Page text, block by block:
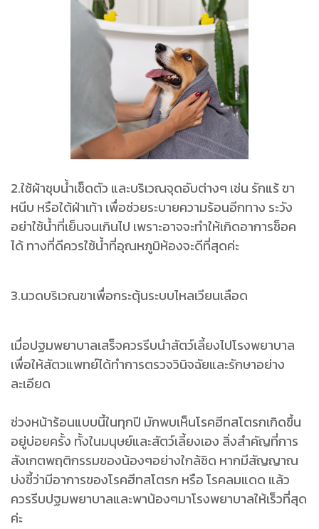
2.ใช้ผ้าชุบน้ำเช็ดตัว และบริเวณจุดอับต่างๆ เช่น รักแร้ ขา
หนีบ หรือใต้ฝ่าเท้า เพื่อช่วยระบายความร้อนอีกทาง ระวัง
อย่าใช้น้ำที่เย็นจนเกินไป เพราะอาจจะทำให้เกิดอาการช็อค
ได้ ทางที่ดีควรใช้น้ำที่อุณหภูมิห้องจะดีที่สุดค่ะ
3.นวดบริเวณขาเพื่อกระตุ้นระบบไหลเวียนเลือด
เมื่อปฐมพยาบาลเสร็จควรรีบนำสัตว์เลี้ยงไปโรงพยาบาล
เพื่อให้สัตวแพทย์ได้ทำการตรวจวินิจฉัยและรักษาอย่าง
ละเอียด
ช่วงหน้าร้อนแบบนี้ในทุกปี มักพบเห็นโรคฮีทสโตรกเกิดขึ้น
อยู่บ่อยครั้ง ทั้งในมนุษย์และสัตว์เลี้ยงเอง สิ่งสำคัญที่การ
สังเกตพฤติกรรมของน้องๆอย่างใกล้ชิด หากมีสัญญาณ
บ่งชี้ว่ามีอาการของโรคฮีทสโตรก หรือ โรคลมแดด แล้ว
ควรรีบปฐมพยาบาลและพาน้องๆมาโรงพยาบาลให้เร็วที่สุด
ค่ะ